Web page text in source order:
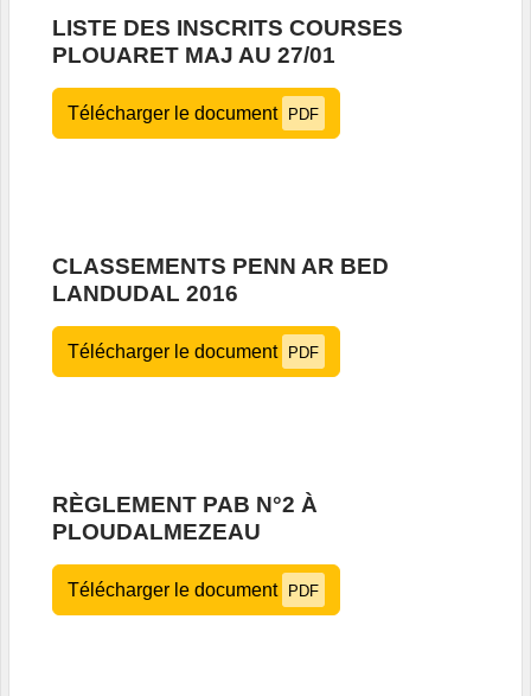
LISTE DES INSCRITS COURSES
PLOUARET MAJ AU 27/01
Télécharger le document PDF
CLASSEMENTS PENN AR BED
LANDUDAL 2016
Télécharger le document PDF
RÈGLEMENT PAB N°2 À
PLOUDALMEZEAU
Télécharger le document PDF